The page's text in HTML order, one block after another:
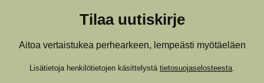
Tilaa uutiskirje
Aitoa vertaistukea perhearkeen, lempeästi myötäeläen
Lisätietoja henkilötietojen käsittelystä tietosuojaselosteesta.